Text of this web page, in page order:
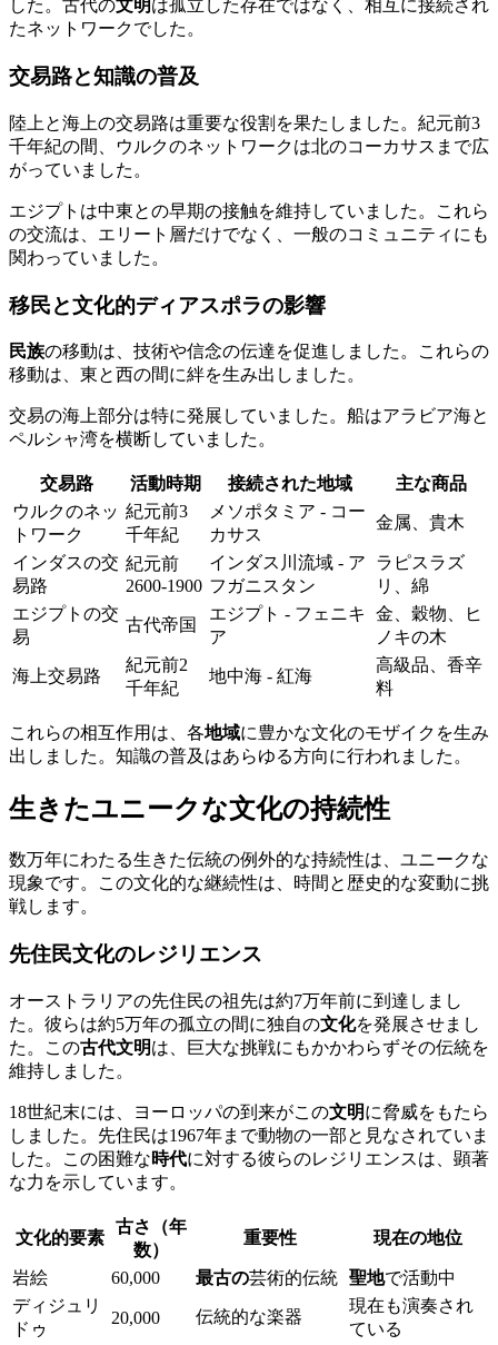
した。古代の文明は孤立した存在ではなく、相互に接続され
たネットワークでした。
交易路と知識の普及
陸上と海上の交易路は重要な役割を果たしました。紀元前3
千年紀の間、ウルクのネットワークは北のコーカサスまで広
がっていました。
エジプトは中東との早期の接触を維持していました。これら
の交流は、エリート層だけでなく、一般のコミュニティにも
関わっていました。
移民と文化的ディアスポラの影響
民族の移動は、技術や信念の伝達を促進しました。これらの
移動は、東と西の間に絆を生み出しました。
交易の海上部分は特に発展していました。船はアラビア海と
ペルシャ湾を横断していました。
交易路 活動時期 接続された地域
主な商品
ウルクのネッ
トワーク
紀元前3
千年紀
メソポタミア - コー
カサス
金属、貴木
インダスの交
易路
紀元前
2600-1900
インダス川流域 - ア
フガニスタン
ラピスラズ
リ、綿
エジプトの交
易
古代帝国
エジプト - フェニキ
ア
金、穀物、ヒ
ノキの木
海上交易路
紀元前2
千年紀
地中海 - 紅海
高級品、香辛
料
これらの相互作用は、各地域に豊かな文化のモザイクを生み
出しました。知識の普及はあらゆる方向に行われました。
生きたユニークな文化の持続性
数万年にわたる生きた伝統の例外的な持続性は、ユニークな
現象です。この文化的な継続性は、時間と歴史的な変動に挑
戦します。
先住民文化のレジリエンス
オーストラリアの先住民の祖先は約7万年前に到達しまし
た。彼らは約5万年の孤立の間に独自の文化を発展させまし
た。この古代文明は、巨大な挑戦にもかかわらずその伝統を
維持しました。
18世紀末には、ヨーロッパの到来がこの文明に脅威をもたら
しました。先住民は1967年まで動物の一部と見なされていま
した。この困難な時代に対する彼らのレジリエンスは、顕著
な力を示しています。
文化的要素
古さ（年
数）
重要性 現在の地位
岩絵 60,000 最古の芸術的伝統 聖地で活動中
ディジュリ
ドゥ
20,000 伝統的な楽器
現在も演奏され
ている